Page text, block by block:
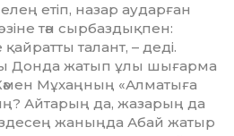
етіп, назар аударған
тән сырбаздық­пен:
талант, – деді.
Донда жатып ұлы шығарма
Мұхаңның «Алматы­ға
Айтарың да, жа­зарың да
жаныңда Абай жатыр